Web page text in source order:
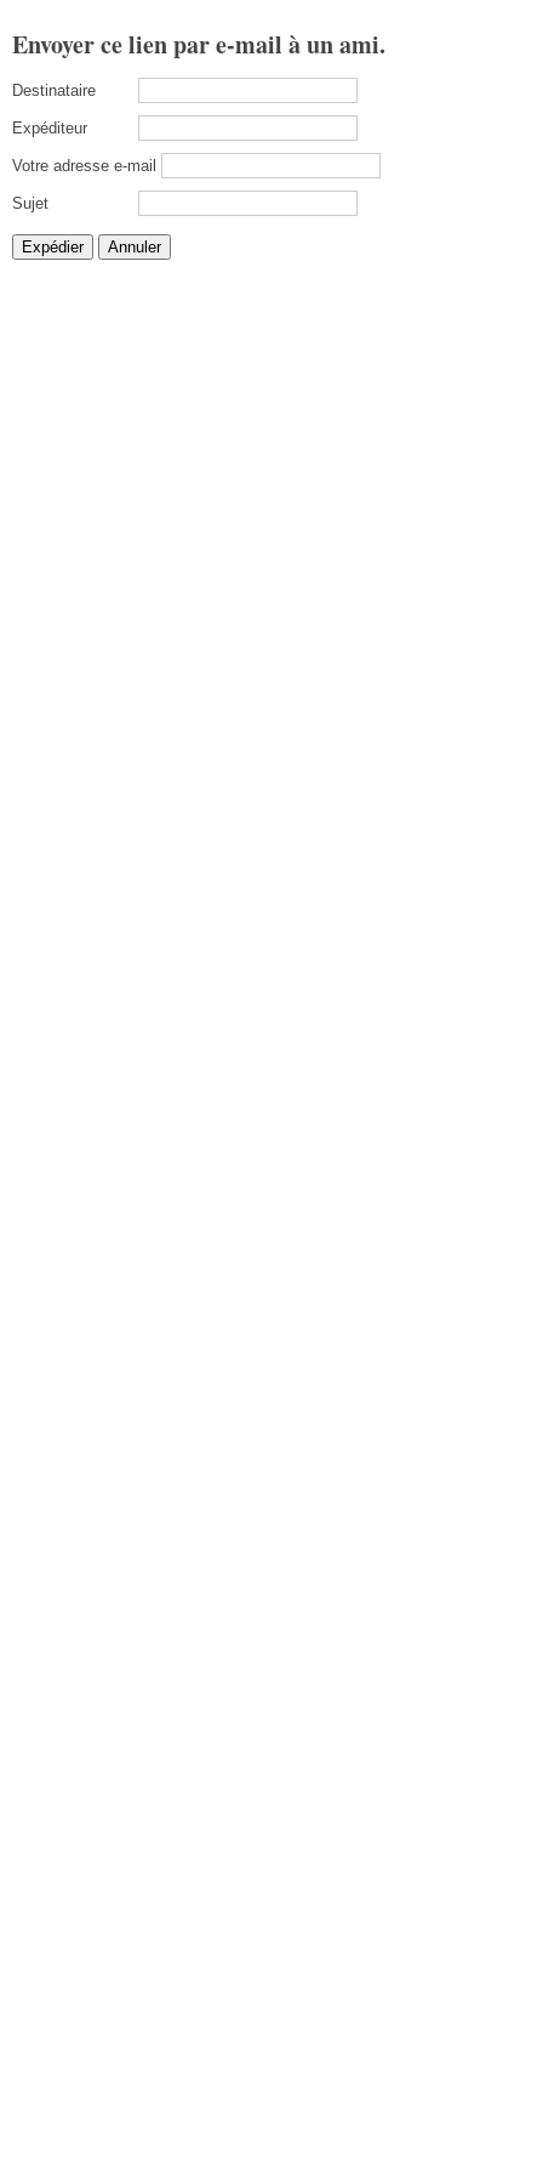
Envoyer ce lien par e-mail à un ami.
Destinataire
Expéditeur
Votre adresse e-mail
Sujet
Expédier Annuler